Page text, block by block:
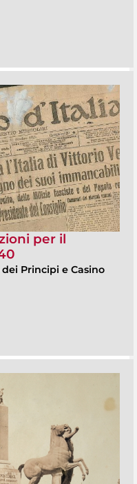
per il
dei Principi e Casino